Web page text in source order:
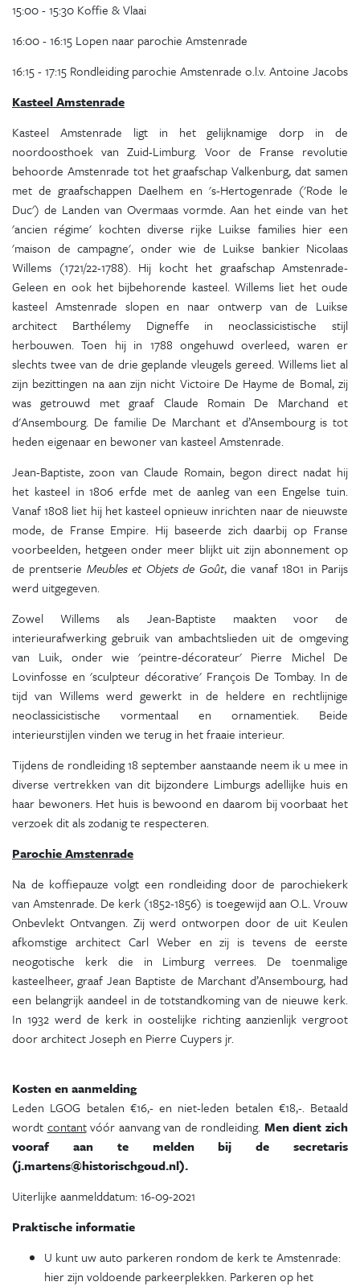
15:00 - 15:30 Koffie & Vlaai
16:00 - 16:15 Lopen naar parochie Amstenrade
16:15 - 17:15 Rondleiding parochie Amstenrade o.l.v. Antoine Jacobs
Kasteel Amstenrade
Kasteel Amstenrade ligt in het gelijknamige dorp in de
noordoosthoek van Zuid-Limburg. Voor de Franse revolutie
behoorde Amstenrade tot het graaf­schap Valkenburg, dat samen
met de graafschappen Daelhem en 's-Hertogenrade ('Rode le
Duc') de Landen van Overmaas vormde. Aan het einde van het
'ancien régime' kochten diverse rijke Luikse families hier een
'maison de campagne', onder wie de Luikse bankier Nicolaas
Willems (1721/22-1788). Hij kocht het graafschap Amstenrade-
Geleen en ook het bijbehorende kasteel. Willems liet het oude
kasteel Amstenrade slopen en naar ontwerp van de Luikse
architect Barthélemy Digneffe in neoclassicistische stijl
herbouwen. Toen hij in 1788 ongehuwd overleed, waren er
slechts twee van de drie geplande vleugels gereed. Willems liet al
zijn bezittingen na aan zijn nicht Victoire De Hayme de Bomal, zij
was getrouwd met graaf Claude Romain De Marchand et
d'Ansembourg. De familie De Marchant et d’Ansembourg is tot
heden eigenaar en bewoner van kasteel Amstenrade.
Jean-Baptiste, zoon van Claude Romain, begon direct nadat hij
het kasteel in 1806 erfde met de aanleg van een Engelse tuin.
Vanaf 1808 liet hij het kasteel opnieuw inrichten naar de nieuwste
mode, de Franse Empire. Hij baseerde zich daarbij op Franse
voorbeelden, hetgeen onder meer blijkt uit zijn abonnement op
de prentserie Meubles et Objets de Goût, die vanaf 1801 in Parijs
werd uitgegeven.
Zowel Willems als Jean-Baptiste maakten voor de
interieurafwerking gebruik van ambachtslieden uit de omgeving
van Luik, onder wie 'peintre-décorateur' Pierre Michel De
Lovinfosse en 'sculpteur décorative' François De Tombay. In de
tijd van Willems werd gewerkt in de heldere en rechtlijnige
neoclassicistische vormentaal en ornamentiek. Beide
interieurstijlen vinden we terug in het fraaie interieur.
Tijdens de rondleiding 18 september aanstaande neem ik u mee in
diverse vertrekken van dit bijzondere Limburgs adellijke huis en
haar bewoners. Het huis is bewoond en daarom bij voorbaat het
verzoek dit als zodanig te respecteren.
Parochie Amstenrade
Na de koffiepauze volgt een rondleiding door de parochiekerk
van Amstenrade. De kerk (1852-1856) is toegewijd aan O.L. Vrouw
Onbevlekt Ontvangen. Zij werd ontworpen door de uit Keulen
afkomstige architect Carl Weber en zij is tevens de eerste
neogotische kerk die in Limburg verrees. De toenmalige
kasteelheer, graaf Jean Baptiste de Marchant d’Ansembourg, had
een belangrijk aandeel in de totstandkoming van de nieuwe kerk.
In 1932 werd de kerk in oostelijke richting aanzienlijk vergroot
door architect Joseph en Pierre Cuypers jr.
Kosten en aanmelding
Leden LGOG betalen €16,- en niet-leden betalen €18,-. Betaald
wordt contantvóór aanvang van de rondleiding. Men dient zich
vooraf aan te melden bij de secretaris
(j.martens@historischgoud.nl).
Uiterlijke aanmelddatum: 16-09-2021
Praktische informatie
U kunt uw auto parkeren rondom de kerk te Amstenrade:
hier zijn voldoende parkeerplekken. Parkeren op het